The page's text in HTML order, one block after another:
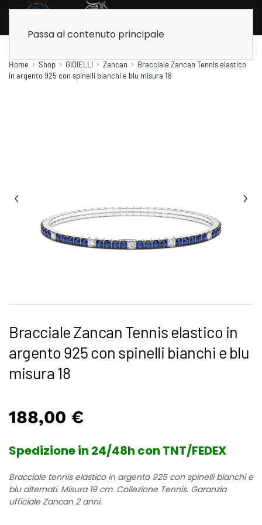
Passa al contenuto principale
Home Shop GIOIELLI Zancan
Bracciale Zancan Tennis elastico
in argento 925 con spinelli bianchi e blu misura 18
Bracciale Zancan Tennis elastico in
argento 925 con spinelli bianchi e blu
misura 18
188,00 €
Spedizione in 24/48h con TNT/FEDEX
Bracciale tennis elastico in argento 925 con spinelli bianchi e
blu alternati. Misura 19 cm. Collezione Tennis. Garanzia
ufficiale Zancan 2 anni.